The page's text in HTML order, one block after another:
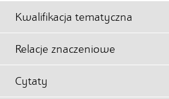
Kwalifikacja tematyczna
Relacje znaczeniowe
Cytaty